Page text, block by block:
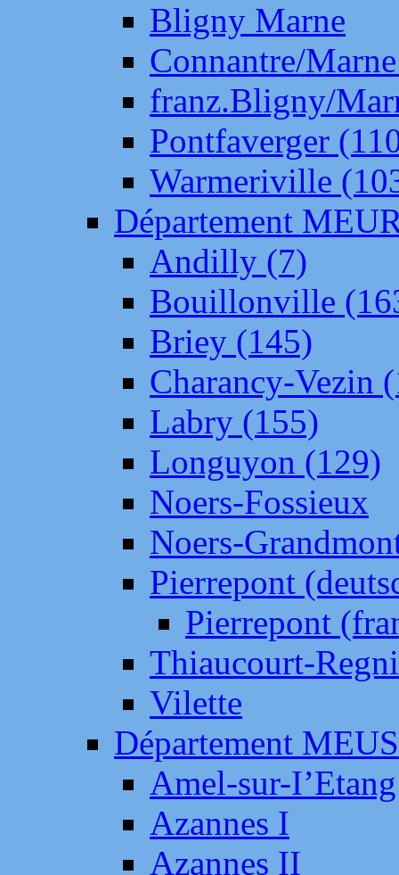
Bligny Marne
Connantre/
franz.Bligny/
Pontfaverger
Warmeriville
Département
Andilly (7)
Bouillonville
Briey (145)
Charancy-Vezin
Labry (155)
Longuyon (129)
Noers-Fossieux
Noers-
Pierrepont
Pierrepont
Thiaucourt-
Vilette
Département
Amel-sur-
Azannes I
Azannes II